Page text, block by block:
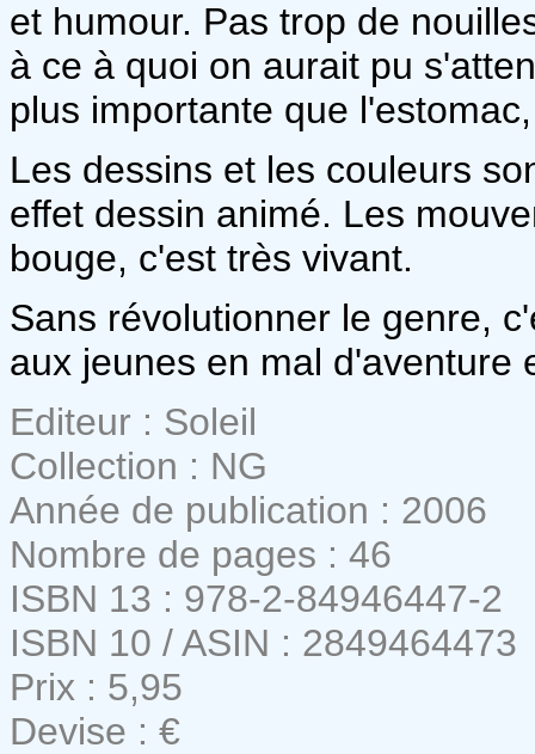
et humour. Pas trop de
à ce à quoi on aurait pu
plus importante que
Les dessins et les couleurs
effet dessin animé. Les
bouge, c'est très vivant.
Sans révolutionner le genre,
aux jeunes en mal d'aventure
Editeur : Soleil
Collection : NG
Année de publication : 2006
Nombre de pages : 46
ISBN 13 : 978-2-84946447-2
ISBN 10 / ASIN : 2849464473
Prix : 5,95
Devise : €